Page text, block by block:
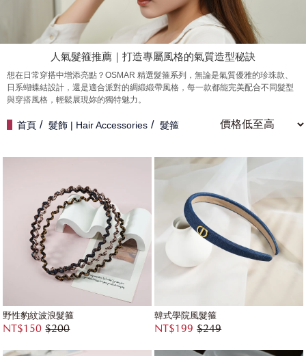
人氣髮箍推薦｜打造專屬風格的氣質造型秘訣
想在日常穿搭中增添亮點？OSMAR 精選髮箍系列，無論是氣質優雅的珍珠款、
日系蝴蝶結設計，還是適合派對的綢緞緞帶風格，每一款都能完美配合不同髮型
與穿搭風格，輕鬆展現妳的獨特魅力。
首頁 髮飾 | Hair Accessories 髮箍
野性豹紋波浪髮箍
NT$150 $200
韓式學院風髮箍
NT$199 $249